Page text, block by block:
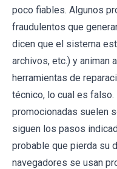
poco fiables. Algunos
fraudulentos que
dicen que el sistema
archivos, etc.) y animan
herramientas de
técnico, lo cual es
promocionadas suelen
siguen los pasos
probable que pierda su
navegadores se usan